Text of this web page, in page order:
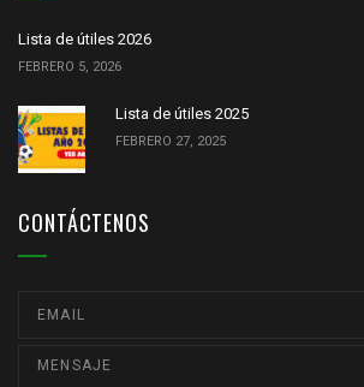
Lista de útiles 2026
FEBRERO 5, 2026
Lista de útiles 2025
FEBRERO 27, 2025
CONTÁCTENOS